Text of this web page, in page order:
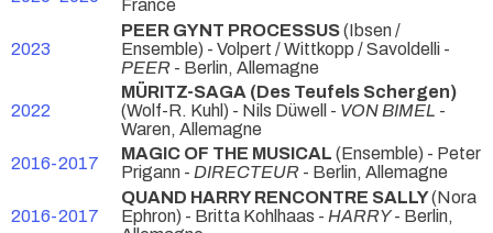
France
2023
PEER GYNT PROCESSUS(Ibsen /
Ensemble) - Volpert / Wittkopp / Savoldelli -
PEER - Berlin, Allemagne
2022
MÜRITZ-SAGA (Des Teufels Schergen)
(Wolf-R. Kuhl) - Nils Düwell - VON BIMEL -
Waren, Allemagne
2016-2017
MAGIC OF THE MUSICAL (Ensemble) - Peter
Prigann - DIRECTEUR - Berlin, Allemagne
2016-2017
QUAND HARRY RENCONTRE SALLY(Nora
Ephron) - Britta Kohlhaas - HARRY- Berlin,